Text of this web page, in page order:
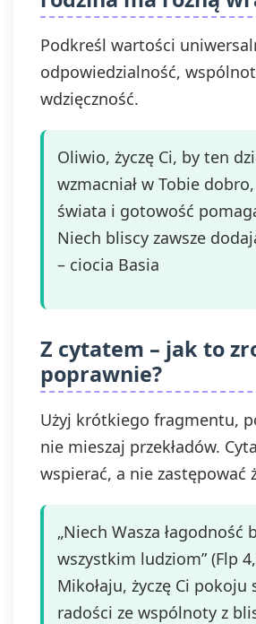
Podkreśl wartości
odpowiedzialność,
wdzięczność.
Oliwio, życzę Ci, by ten
wzmacniał w Tobie
świata i gotowość
Niech bliscy zawsze
– ciocia Basia
Z cytatem – jak to
poprawnie?
Użyj krótkiego fragmentu,
nie mieszaj przekładów.
wspierać, a nie zastępować
„Niech Wasza łagodność
wszystkim ludziom” (Flp
Mikołaju, życzę Ci pokoju
radości ze wspólnoty z